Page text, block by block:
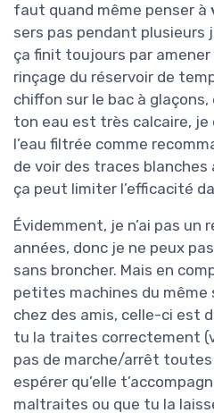
faut quand même penser à
sers pas pendant plusieurs
ça finit toujours par
rinçage du réservoir de
chiffon sur le bac à
ton eau est très calcaire, je
l’eau filtrée comme
de voir des traces
ça peut limiter l’efficacité
Évidemment, je n’ai pas un
années, donc je ne peux
sans broncher. Mais en
petites machines du même
chez des amis, celle-ci est
tu la traites correctement
pas de marche/arrêt
espérer qu’elle
maltraites ou que tu la